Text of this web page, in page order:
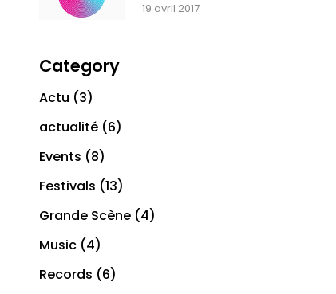
19 avril 2017
Category
Actu (3)
actualité (6)
Events (8)
Festivals (13)
Grande Scène (4)
Music (4)
Records (6)